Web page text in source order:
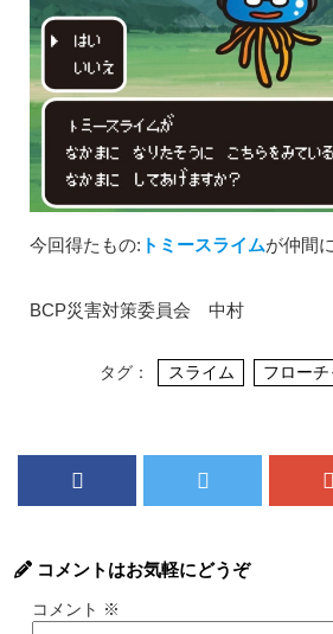
今回得たもの: トミースライムが仲間
BCP災害対策委員会 中村
タグ： スライム フローチ
コメントはお気軽にどうぞ
コメント ※